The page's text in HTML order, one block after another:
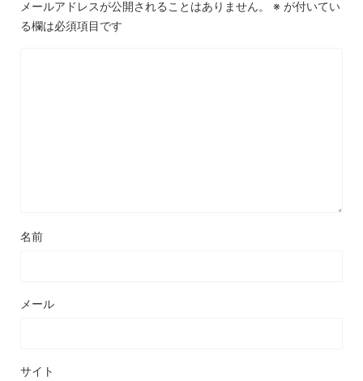
メールアドレスが公開されることはありません。 ※ が付いてい
る欄は必須項目です
名前
メール
サイト